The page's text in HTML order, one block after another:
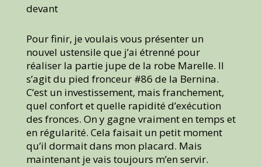
devant
Pour finir, je voulais vous présenter un
nouvel ustensile que j’ai étrenné pour
réaliser la partie jupe de la robe Marelle. Il
s’agit du pied fronceur #86 de la Bernina.
C’est un investissement, mais franchement,
quel confort et quelle rapidité d’exécution
des fronces. On y gagne vraiment en temps et
en régularité. Cela faisait un petit moment
qu’il dormait dans mon placard. Mais
maintenant je vais toujours m’en servir.